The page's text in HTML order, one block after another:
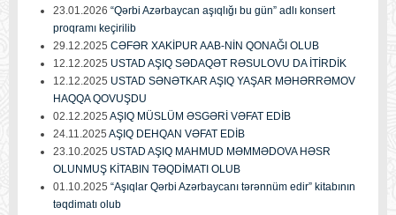
23.01.2026 “Qərbi Azərbaycan aşıqlığı bu gün” adlı konsert
proqramı keçirilib
29.12.2025 CƏFƏR XAKİPUR AAB-NİN QONAĞI OLUB
12.12.2025 USTAD AŞIQ SƏDAQƏT RƏSULOVU DA İTİRDİK
12.12.2025 USTAD SƏNƏTKAR AŞIQ YAŞAR MƏHƏRRƏMOV
HAQQA QOVUŞDU
02.12.2025 AŞIQ MÜSLÜM ƏSGƏRİ VƏFAT EDİB
24.11.2025 AŞIQ DEHQAN VƏFAT EDİB
23.10.2025 USTAD AŞIQ MAHMUD MƏMMƏDOVA HƏSR
OLUNMUŞ KİTABIN TƏQDİMATI OLUB
01.10.2025 “Aşıqlar Qərbi Azərbaycanı tərənnüm edir” kitabının
təqdimatı olub